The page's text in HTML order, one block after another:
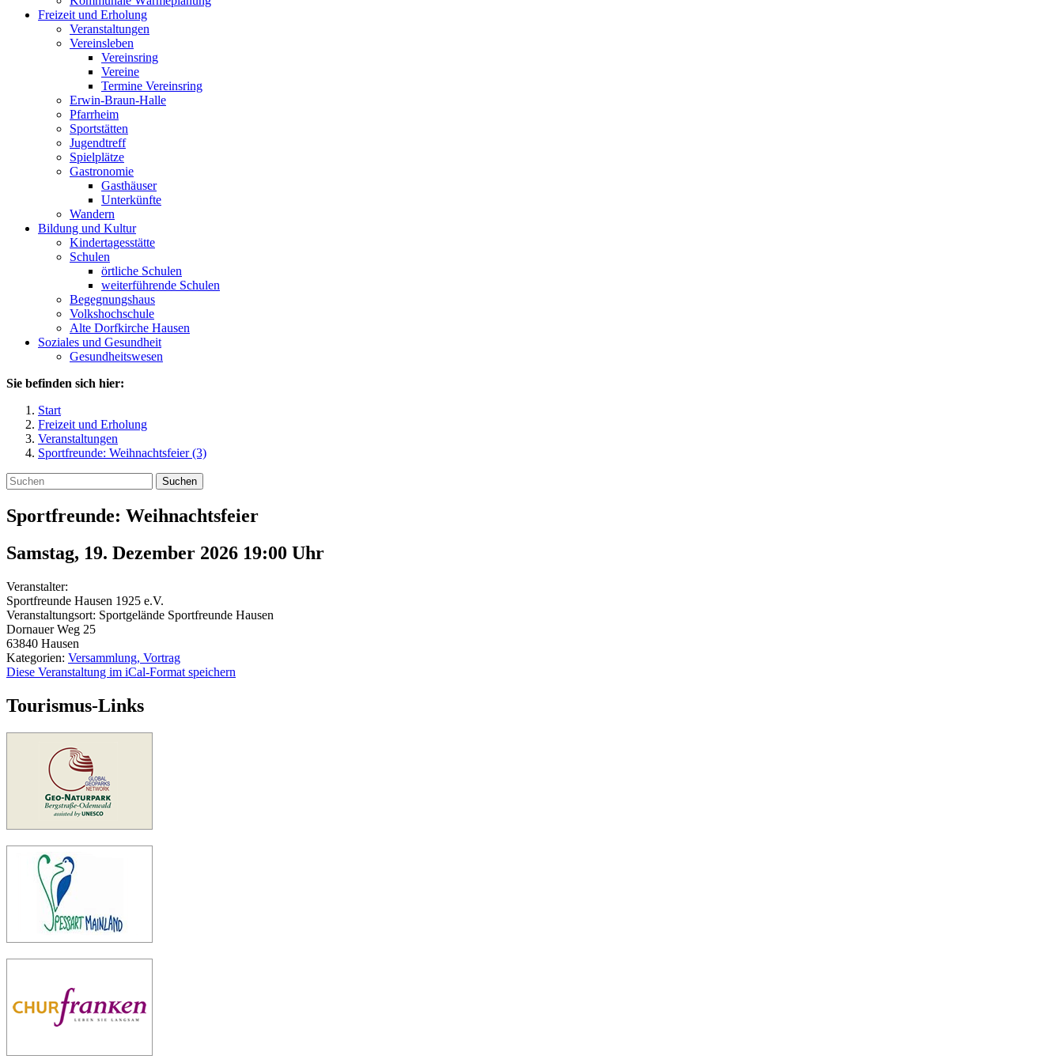
Freizeit und Erholung
Veranstaltungen
Vereinsleben
Vereinsring
Vereine
Termine Vereinsring
Erwin-Braun-Halle
Pfarrheim
Sportstätten
Jugendtreff
Spielplätze
Gastronomie
Gasthäuser
Unterkünfte
Wandern
Bildung und Kultur
Kindertagesstätte
Schulen
örtliche Schulen
weiterführende Schulen
Begegnungshaus
Volkshochschule
Alte Dorfkirche Hausen
Soziales und Gesundheit
Gesundheitswesen
Sie befinden sich hier:
Start
Freizeit und Erholung
Veranstaltungen
Sportfreunde: Weihnachtsfeier (3)
Suchen
Sportfreunde: Weihnachtsfeier
Samstag, 19. Dezember 2026 19:00 Uhr
Veranstalter:
Sportfreunde Hausen 1925 e.V.
Veranstaltungsort: Sportgelände Sportfreunde Hausen
Dornauer Weg 25
63840 Hausen
Kategorien: Versammlung, Vortrag
Diese Veranstaltung im iCal-Format speichern
Tourismus-Links